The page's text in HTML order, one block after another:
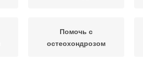
Помочь с
остеохондрозом